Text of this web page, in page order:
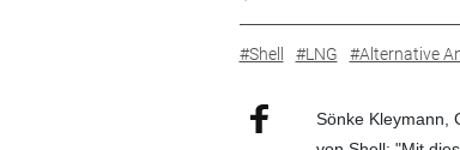
#Shell #LNG #Alternative
Sönke Kleymann,